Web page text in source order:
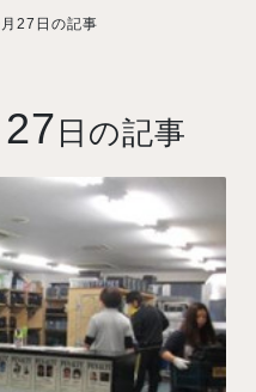
27日の記事
27 日の記事